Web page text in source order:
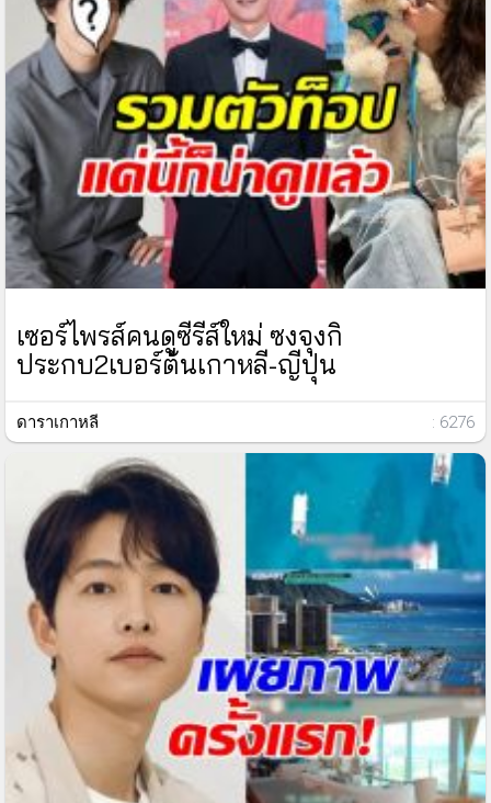
เซอร์ไพรส์คนดูซีรีส์ใหม่ ซงจุงกิ
ประกบ2เบอร์ต้นเกาหลี-ญีปุ่น
ดาราเกาหลี : 6276